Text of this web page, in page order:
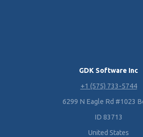
GDK Software Inc
+1 (575) 733-5744
6299 N Eagle Rd #1023
ID 83713
United States